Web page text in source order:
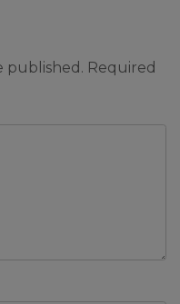
published. Required